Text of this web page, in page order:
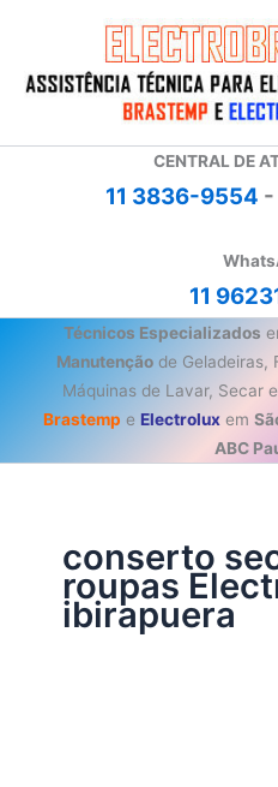
conteúdo
CENTRAL DE
11 3836-9554 -
11
Técnicos Especializados
Manutenção de Geladeiras,
Máquinas de Lavar, Secar
Brastemp e Electroluxem
ABC
conserto
roupas
ibirapuera